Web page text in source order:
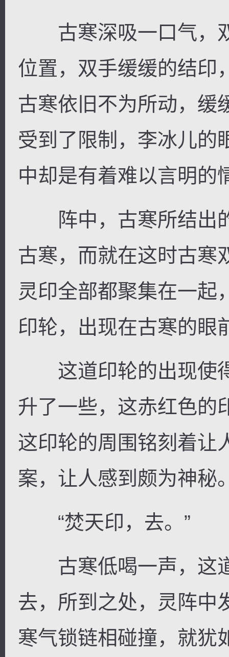
古寒深吸一口气，
位置，双手缓缓的结印
古寒依旧不为所动，缓
受到了限制，李冰儿的
中却是有着难以言明的
阵中，古寒所结出
古寒，而就在这时古寒
灵印全部都聚集在一起
印轮，出现在古寒的眼
这道印轮的出现使
升了一些，这赤红色的
这印轮的周围铭刻着让
案，让人感到颇为神秘
“焚天印，去。”
古寒低喝一声，这
去，所到之处，灵阵中
寒气锁链相碰撞，就犹